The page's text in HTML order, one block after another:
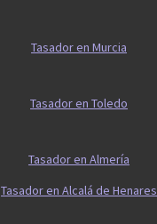
Tasador en Murcia
Tasador en Toledo
Tasador en Almería
Tasador en Alcalá de Henares